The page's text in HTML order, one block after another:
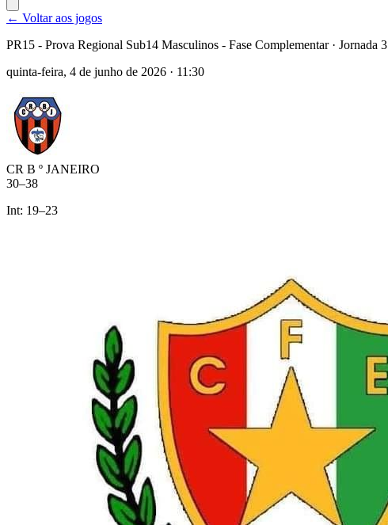
← Voltar aos jogos
PR15 - Prova Regional Sub14 Masculinos - Fase Complementar· Jornada 3
quinta-feira, 4 de junho de 2026 · 11:30
CR B º JANEIRO
30–38
Int: 19–23